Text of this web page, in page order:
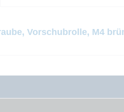
Vorschubrolle, M4